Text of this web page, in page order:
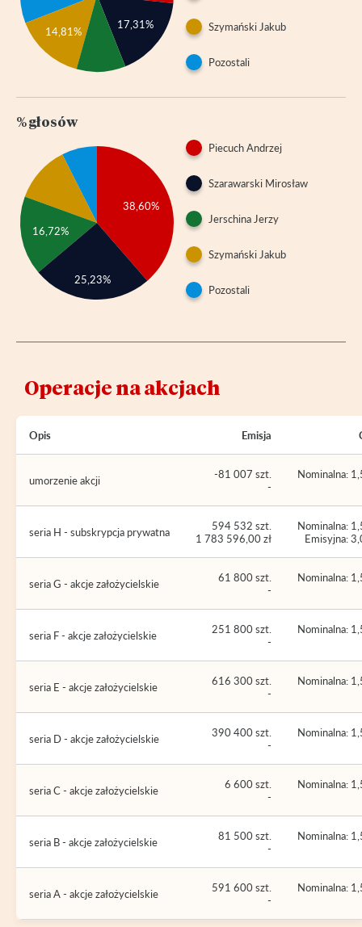
17,31%
14,81% Szymański Jakub
Pozostali
% głosów
38,60%
16,72%
25,23%
Piecuch Andrzej
Szarawarski Mirosław
Jerschina Jerzy
Szymański Jakub
Pozostali
Operacje na akcjach
Opis Emisja
umorzenie akcji
-81 007 szt.
-
Nominalna:
seria H - subskrypcja prywatna
594 532 szt.
1 783 596,00 zł
Nominalna:
Emisyjna:
seria G - akcje założycielskie
61 800 szt.
-
Nominalna:
seria F - akcje założycielskie
251 800 szt.
-
Nominalna:
seria E - akcje założycielskie
616 300 szt.
-
Nominalna:
seria D - akcje założycielskie
390 400 szt.
-
Nominalna:
seria C - akcje założycielskie
6 600 szt.
-
Nominalna:
seria B - akcje założycielskie
81 500 szt.
-
Nominalna:
seria A - akcje założycielskie
591 600 szt.
-
Nominalna: